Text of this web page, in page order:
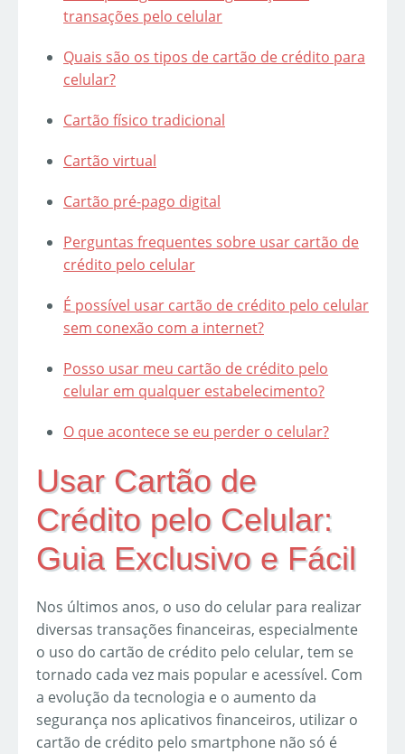
transações pelo celular
Quais são os tipos de cartão de crédito para
celular?
Cartão físico tradicional
Cartão virtual
Cartão pré-pago digital
Perguntas frequentes sobre usar cartão de
crédito pelo celular
É possível usar cartão de crédito pelo celular
sem conexão com a internet?
Posso usar meu cartão de crédito pelo
celular em qualquer estabelecimento?
O que acontece se eu perder o celular?
Usar Cartão de
Crédito pelo Celular:
Guia Exclusivo e Fácil
Nos últimos anos, o uso do celular para realizar
diversas transações financeiras, especialmente
o uso do cartão de crédito pelo celular, tem se
tornado cada vez mais popular e acessível. Com
a evolução da tecnologia e o aumento da
segurança nos aplicativos financeiros, utilizar o
cartão de crédito pelo smartphone não só é